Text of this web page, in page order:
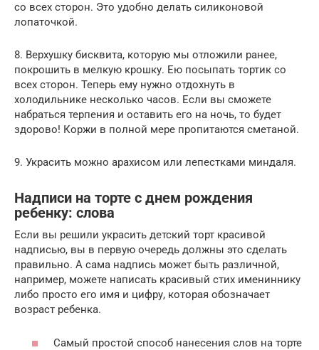
со всех сторон. Это удобно делать силиконовой
лопаточкой.
8. Верхушку бисквита, которую мы отложили ранее,
покрошить в мелкую крошку. Ею посыпать тортик со
всех сторон. Теперь ему нужно отдохнуть в
холодильнике несколько часов. Если вы сможете
набраться терпения и оставить его на ночь, то будет
здорово! Коржи в полной мере пропитаются сметаной.
9. Украсить можно арахисом или лепестками миндаля.
Надписи на торте с днем рождения
ребенку: слова
Если вы решили украсить детский торт красивой
надписью, вы в первую очередь должны это сделать
правильно. А сама надпись может быть различной,
например, можете написать красивый стих имениннику
либо просто его имя и цифру, которая обозначает
возраст ребенка.
Самый простой способ нанесения слов на торте